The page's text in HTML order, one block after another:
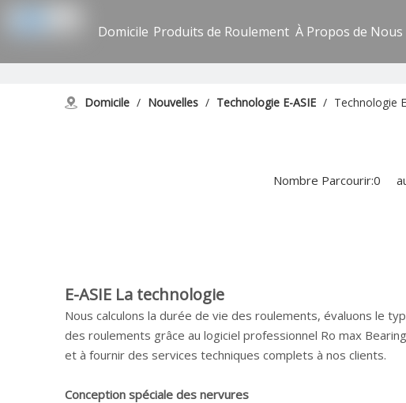
Domicile Produits de Roulement À Propos de Nous
Domicile / Nouvelles / Technologie E-ASIE / Technologie
Nombre Parcourir:0
E-ASIE La technologie
Nous calculons la durée de vie des roulements, évaluons le
des roulements grâce au logiciel professionnel Ro max
et à fournir des services techniques complets à nos clients.
Conception spéciale des nervures